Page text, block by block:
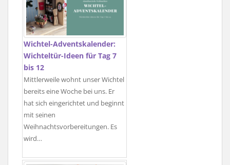
Wichtel-Adventskalender:
Wichteltür-Ideen für Tag 7
bis 12
Mittlerweile wohnt unser Wichtel
bereits eine Woche bei uns. Er
hat sich eingerichtet und beginnt
mit seinen
Weihnachtsvorbereitungen. Es
wird…